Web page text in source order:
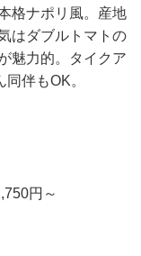
格ナポリ風。産地
はダブルトマトの
魅力的。タイクア
伴もOK。
円～